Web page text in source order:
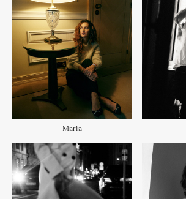
Maria